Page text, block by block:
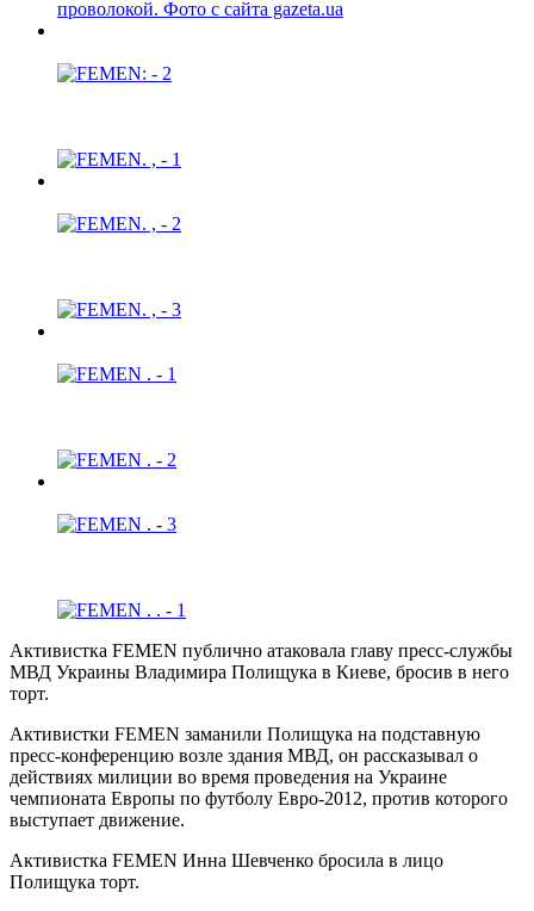
проволокой. Фото с сайта gazeta.ua
Активистка FEMEN публично атаковала главу пресс-службы
МВД Украины Владимира Полищука в Киеве, бросив в него
торт.
Активистки FEMEN заманили Полищука на подставную
пресс-конференцию возле здания МВД, он рассказывал о
действиях милиции во время проведения на Украине
чемпионата Европы по футболу Евро-2012, против которого
выступает движение.
Активистка FEMEN Инна Шевченко бросила в лицо
Полищука торт.